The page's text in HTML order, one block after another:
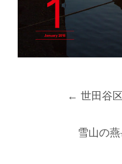
Post← 世田谷
雪山の